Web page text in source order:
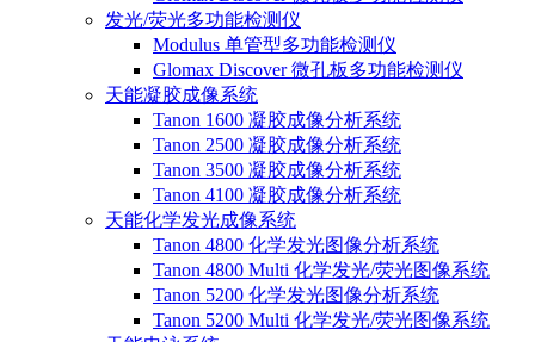
发光/荧光多功能检测仪
Modulus 单管型多功能检测仪
Glomax Discover 微孔板多功能检测仪
天能凝胶成像系统
Tanon 1600 凝胶成像分析系统
Tanon 2500 凝胶成像分析系统
Tanon 3500 凝胶成像分析系统
Tanon 4100 凝胶成像分析系统
天能化学发光成像系统
Tanon 4800 化学发光图像分析系统
Tanon 4800 Multi 化学发光/荧光图像系统
Tanon 5200 化学发光图像分析系统
Tanon 5200 Multi 化学发光/荧光图像系统